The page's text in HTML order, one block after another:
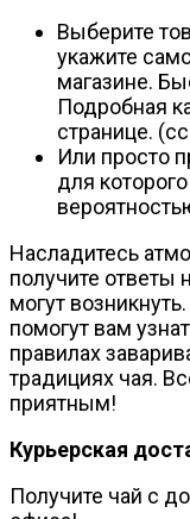
Выберите
укажите
магазине.
Подробная
странице.
Или просто
для
Насладитесь
получите ответы
могут
помогут вам
правилах
традициях чая.
приятным!
Курьерская
Получите чай с